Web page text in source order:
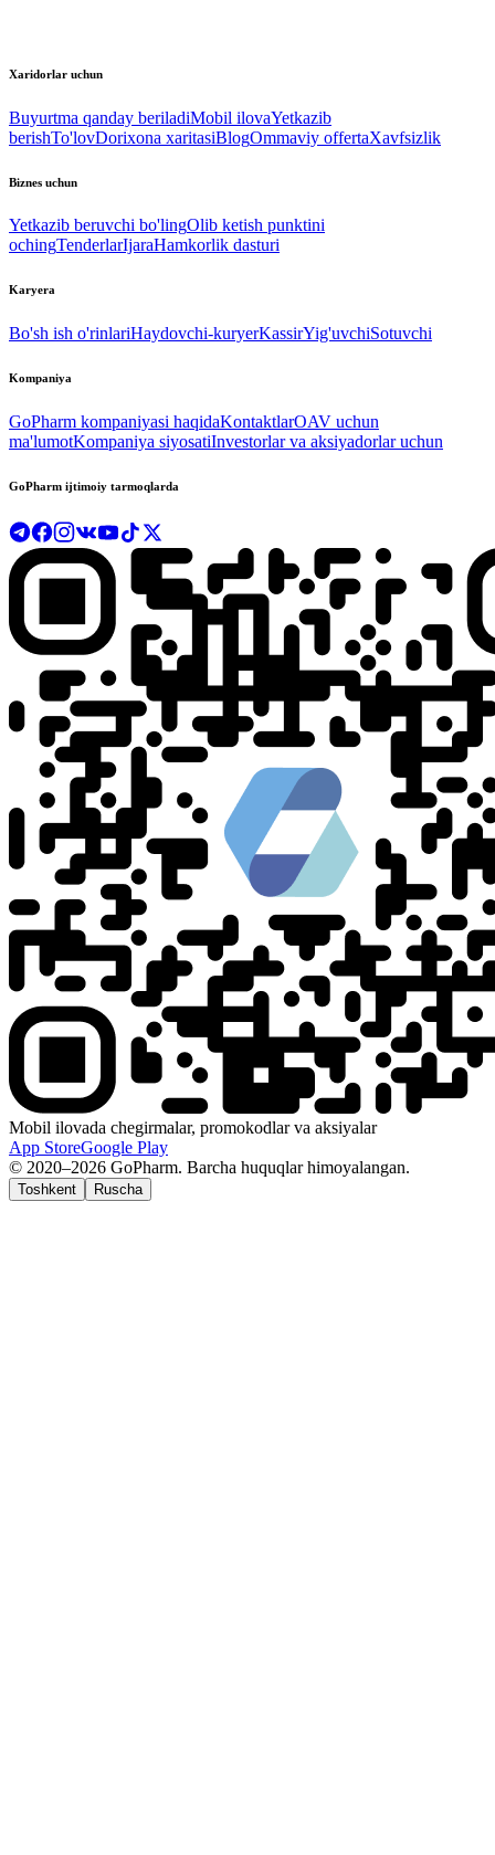
Xaridorlar uchun
Buyurtma qanday beriladiMobil ilovaYetkazib
berishTo'lovDorixona xaritasiBlogOmmaviy offertaXavfsizlik
Biznes uchun
Yetkazib beruvchi bo'lingOlib ketish punktini
ochingTenderlarIjaraHamkorlik dasturi
Karyera
Bo'sh ish o'rinlariHaydovchi-kuryerKassirYig'uvchiSotuvchi
Kompaniya
GoPharm kompaniyasi haqidaKontaktlarOAV uchun
ma'lumotKompaniya siyosatiInvestorlar va aksiyadorlar uchun
GoPharm ijtimoiy tarmoqlarda
Mobil ilovada chegirmalar, promokodlar va aksiyalar
App StoreGoogle Play
© 2020–2026 GoPharm. Barcha huquqlar himoyalangan.
Toshkent Ruscha